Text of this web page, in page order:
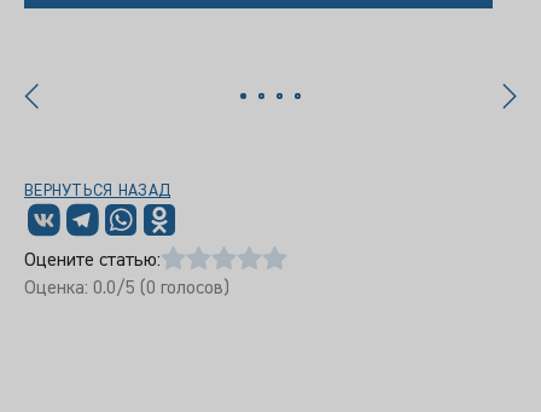
ВЕРНУТЬСЯ НАЗАД
Оцените статью:
Оценка: 0.0/5 (0 голосов)